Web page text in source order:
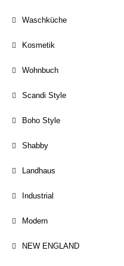
Waschküche
Kosmetik
Wohnbuch
Scandi Style
Boho Style
Shabby
Landhaus
Industrial
Modern
NEW ENGLAND